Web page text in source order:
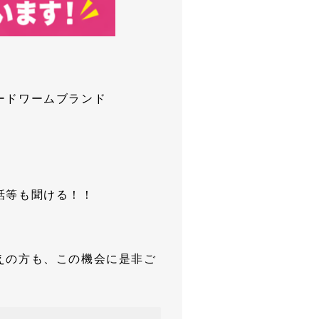
ドワームブランド
も聞ける！！
の方も、この機会に是非ご